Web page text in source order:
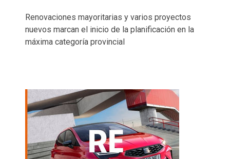
Renovaciones mayoritarias y varios proyectos
nuevos marcan el inicio de la planificación en la
máxima categoría provincial